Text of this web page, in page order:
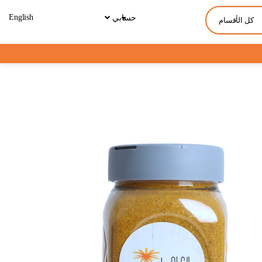
كل الأقسام حسابي English